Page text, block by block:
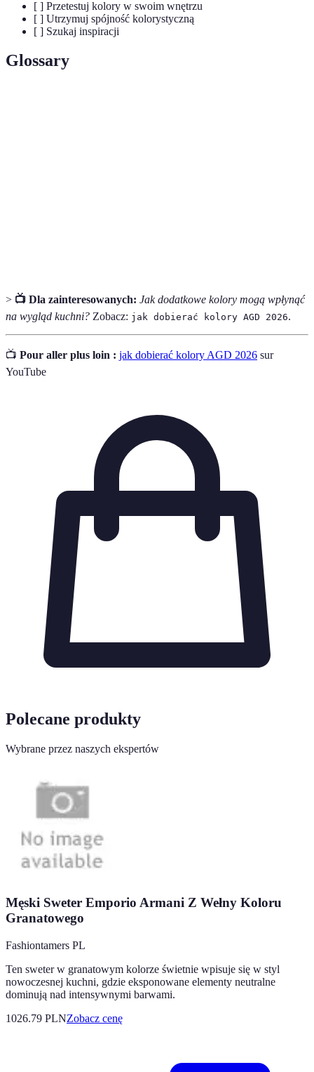
[ ] Przetestuj kolory w swoim wnętrzu
[ ] Utrzymuj spójność kolorystyczną
[ ] Szukaj inspiracji
Glossary
> 📺 Dla zainteresowanych: Jak dodatkowe kolory mogą wpłynąć
na wygląd kuchni? Zobacz: jak dobierać kolory AGD 2026.
📺 Pour aller plus loin : jak dobierać kolory AGD 2026 sur
YouTube
Polecane produkty
Wybrane przez naszych ekspertów
Męski Sweter Emporio Armani Z Wełny Koloru
Granatowego
Fashiontamers PL
Ten sweter w granatowym kolorze świetnie wpisuje się w styl
nowoczesnej kuchni, gdzie eksponowane elementy neutralne
dominują nad intensywnymi barwami.
1026.79 PLNZobacz cenę